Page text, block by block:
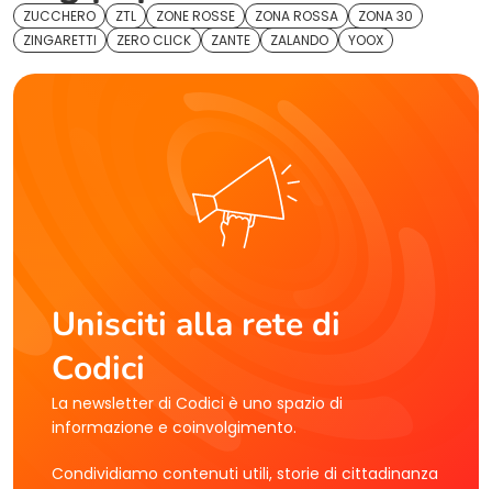
ZUCCHERO ZTL ZONE ROSSE ZONA ROSSA
ZONA 30
ZINGARETTI
ZERO CLICK ZANTE ZALANDO YOOX
Unisciti alla rete di
Codici
La newsletter di Codici è uno spazio di
informazione e coinvolgimento.
Condividiamo contenuti utili, storie di cittadinanza